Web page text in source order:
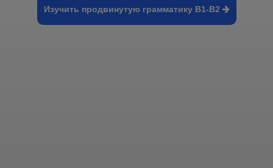
Изучить продвинутую грамматику B1-B2